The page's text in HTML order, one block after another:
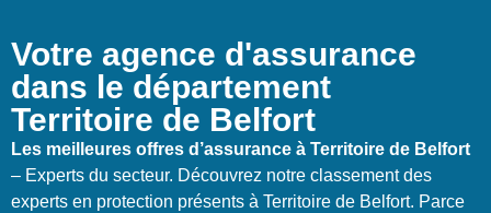
Votre agence d'assurance
dans le département
Territoire de Belfort
Les meilleures offres d’assurance à Territoire de Belfort
– Experts du secteur. Découvrez notre classement des
experts en protection présents à Territoire de Belfort. Parce